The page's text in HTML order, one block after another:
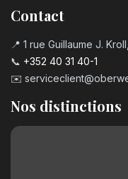
Contact
📍 1 rue Guillaume J.
📞 +352 40 31 40-1
✉️
Nos distinctions